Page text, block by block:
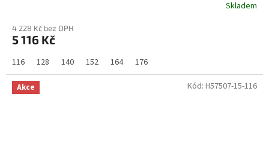
Skladem
4 228 Kč bez DPH
5 116 Kč
116 128 140 152 164 176
Akce Kód: H57507-15-116